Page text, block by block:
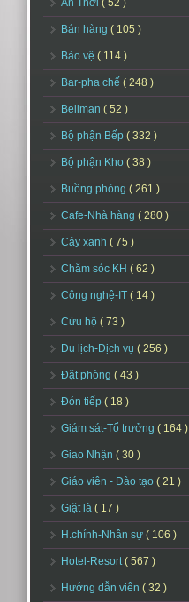
An Thới ( 52 )
Bán hàng ( 105 )
Bảo vệ ( 114 )
Bar-pha chế ( 248 )
Bellman ( 52 )
Bộ phận Bếp ( 332 )
Bộ phận Kho ( 38 )
Buồng phòng ( 261 )
Cafe-Nhà hàng ( 280 )
Cây xanh ( 75 )
Chăm sóc KH ( 62 )
Công nghệ-IT ( 14 )
Cứu hộ ( 73 )
Du lịch-Dịch vụ ( 256 )
Đặt phòng ( 43 )
Đón tiếp ( 18 )
Giám sát-Tổ trưởng ( 164 )
Giao Nhận ( 30 )
Giáo viên - Đào tạo ( 21 )
Giặt là ( 17 )
H.chính-Nhân sự ( 106 )
Hotel-Resort( 567 )
Hướng dẫn viên ( 32 )